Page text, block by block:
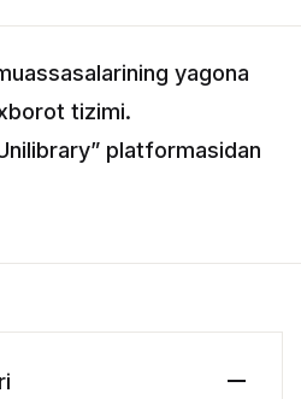
yagona
tizimi.
platformasidan